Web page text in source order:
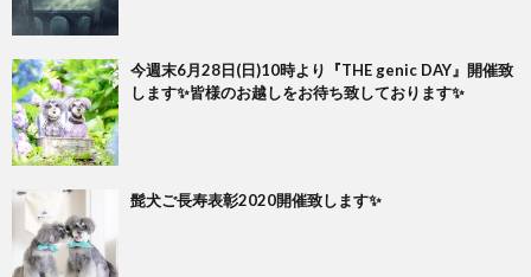
今週末6月28日(日)10時より『THE genic DAY』開催致
します✨皆様のお越しをお待ち致しております✨
髭犬ご長寿表彰2020開催致します✨